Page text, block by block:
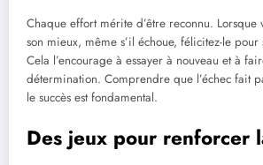
Chaque effort mérite d’être reconnu.
son mieux, même s’il échoue, félicitez-le pour
Cela l’encourage à essayer à nouveau et à
détermination. Comprendre que l’échec fait
le succès est fondamental.
Des jeux pour renforcer